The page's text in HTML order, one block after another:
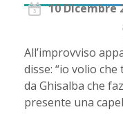
10 Dicembre
All’improvviso
disse: “io volio
da Ghisalba che
presente una